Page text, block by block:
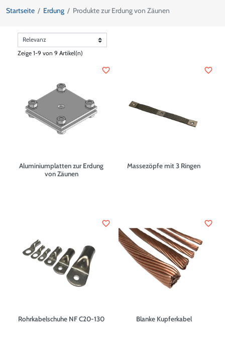
Startseite Erdung Produkte zur Erdung von Zäunen
Zeige 1-9 von 9 Artikel(n)
Aluminiumplatten zur Erdung
von Zäunen
favorite_border
Massezöpfe mit 3 Ringen
favorite_border
Rohrkabelschuhe NF C20-130
favorite_border
Blanke Kupferkabel
favorite_border